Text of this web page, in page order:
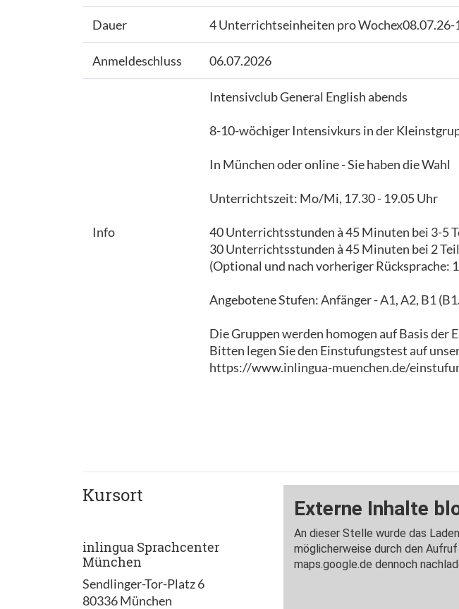
Dauer 4 Unterrichtseinheiten pro Wochex08.07.26-
Anmeldeschluss 06.07.2026
Info
Intensivclub General English abends
8-10-wöchiger Intensivkurs in der
In München oder online - Sie haben die Wahl
Unterrichtszeit: Mo/Mi, 17.30 - 19.05 Uhr
40 Unterrichtsstunden à 45 Minuten bei 3-5
30 Unterrichtsstunden à 45 Minuten bei 2
(Optional und nach vorheriger
Angebotene Stufen: Anfänger - A1, A2, B1
Die Gruppen werden homogen auf Basis der
Bitten legen Sie den Einstufungstest auf
https://www.inlingua-muenchen.de/
Kursort
inlingua Sprachcenter
München
Sendlinger-Tor-Platz 6
80336 München